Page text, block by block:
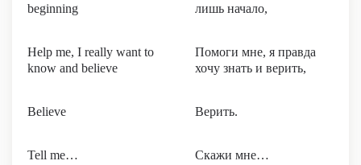
beginning
лишь начало,
Help me, I really want to
know and believe
Помоги мне, я правда
хочу знать и верить,
Believe Верить.
Tell me… Скажи мне…